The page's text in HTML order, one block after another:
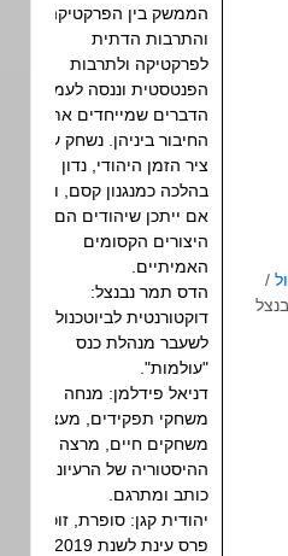
הממשק בין הפרקטיקה
והתרבות הדתית
לפרקטיקה ולתרבות
הפנטסטית וננסה לעמוד על
הדברים שמייחדים את
החיבור ביניהן. נשחק עם
ציר הזמן היהודי, נדון
בהלכה כמנגנון קסם, ונברר
אם ייתכן שיהודים הם
היצורים הקסומים
האמיתיים.
הדס תמר נבנצל:
דוקטורנטית לביוטכנולוגיה,
לשעבר מנהלת כנס
"עולמות".
דניאל פידלמן: מנחה
משחקי תפקידים, מעצב
משחקים חיים, מרצה על
ההיסטוריה של הרעיונות,
כותב ומתרגם.
יהודית קגן: סופרת, זוכת
פרס עינת לשנת 2019.